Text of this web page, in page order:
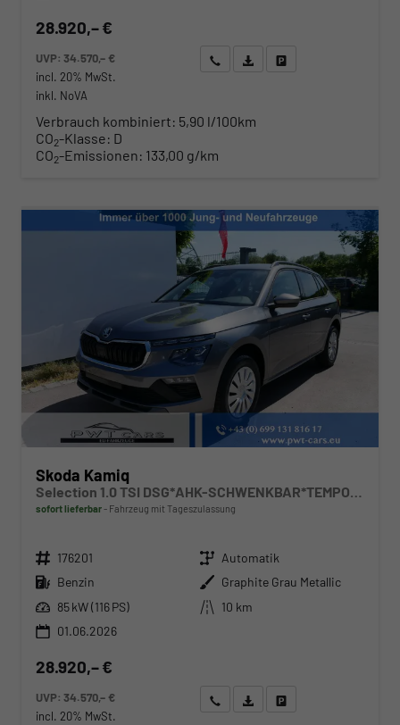
28.920,– €
UVP:34.570,– €
incl. 20% MwSt.
inkl. NoVA
Wir rufen Sie anAngebot drucken (PDF)
Verbrauch kombiniert: 5,90 l/100km
CO2-Klasse: D
CO2-Emissionen: 133,00 g/km
Skoda Kamiq
Selection 1.0 TSI DSG*AHK-SCHWENKBAR*TEMPOMAT*PDC-HINTEN*KEYLESS-GO*SHZ*
sofort lieferbar Fahrzeug mit Tageszulassung
Fahrzeugnr. 176201 Getriebe Automatik
Kraftstoff Benzin Außenfarbe Graphite Grau Metallic
Leistung 85 kW (116 PS) Kilometerstand
10 km
01.06.2026
28.920,– €
UVP:34.570,– €
incl. 20% MwSt.
Wir rufen Sie anAngebot drucken (PDF)